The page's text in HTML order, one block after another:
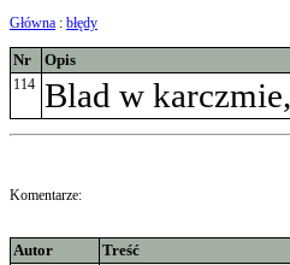
Główna : błędy
Nr Opis
114 Blad w
Komentarze:
Autor Treść